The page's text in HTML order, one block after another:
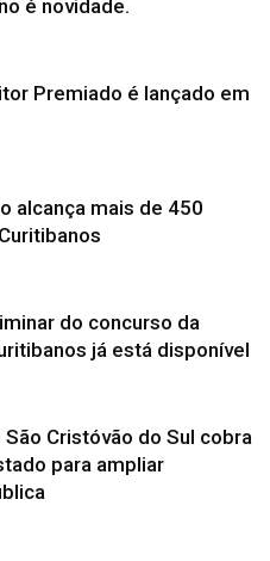
é novidade.
Premiado é lançado em
alcança mais de 450
do concurso da
já está disponível
Cristóvão do Sul cobra
para ampliar